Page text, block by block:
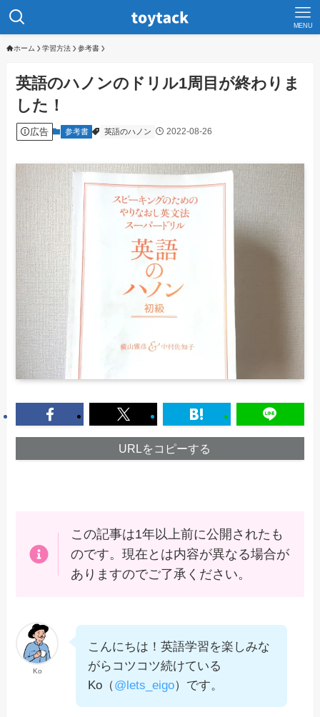
MENU
ホーム 学習方法 参考書
英語のハノンのドリル1周目が終わりま
した！
広告 参考書 英語のハノン 2022-08-26
URLをコピーする
この記事は1年以上前に公開されたも
のです。現在とは内容が異なる場合が
ありますのでご了承ください。
Ko
こんにちは！英語学習を楽しみな
がらコツコツ続けている
Ko（@lets_eigo）です。